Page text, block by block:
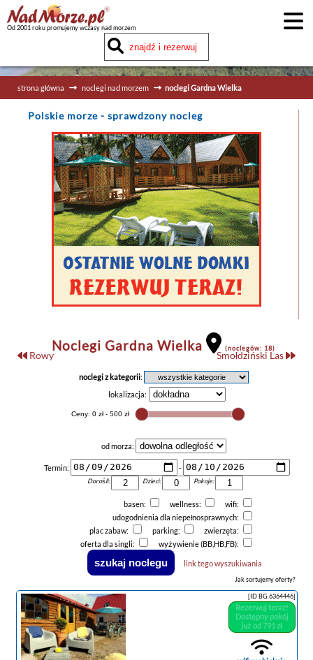
Od 2001 roku promujemy wczasy nad morzem
strona główna noclegi nad morzem noclegi Gardna Wielka
Polskie morze - sprawdzony nocleg
Noclegi Gardna Wielka (noclegów: 18)
Rowy Smołdziński Las
noclegi z kategorii:
lokalizacja:
od morza:
Termin: -
Dorośli: Dzieci: Pokoje:
basen: wellness:
wifi:
udogodnienia dla niepełnosprawnych:
plac zabaw:
parking:
zwierzęta:
oferta dla singli:
wyżywienie (BB,HB,FB):
link tego wyszukiwania
Jak sortujemy oferty?
[ID BG.6364446]
Rezerwuj teraz!
Dostępny pokój
już od 791 zł